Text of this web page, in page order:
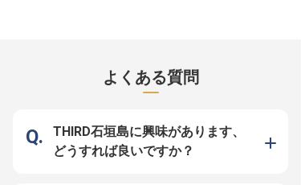
ちと一緒に、特別な石垣島体験をお
・単身寮（応相談 ※空きがあれ
ば） ・OJTトレーニングなど人材
育成に注力！研修制度が充実
――――――――――――――――――――――――
ちと一緒に、特別な石垣島体験をお
届けしませんか？ ー♦快適な島Life
が叶うIHGグループの好待遇♦ー ・
・単身寮（応相談 ※空きがあれ
ば） ・OJTトレーニングなど人材
育成に注力！研修制度が充実
育成に注
よくある質問
THIRD石垣島に興味があります、
どうすれば良いですか？